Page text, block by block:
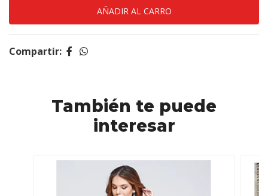
Compartir:
También te puede
interesar